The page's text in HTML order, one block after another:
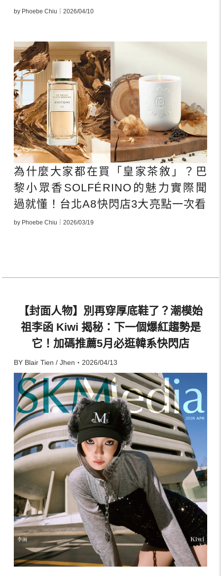
by Phoebe Chiu｜2026/04/10
為什麼大家都在買「皇家茶敘」？巴
黎小眾香SOLFÉRINO的魅力實際聞
過就懂！台北A8快閃店3大亮點一次看
by Phoebe Chiu｜2026/03/19
【封面人物】別再穿厚底鞋了？潮模始
祖李函 Kiwi 揭秘：下一個爆紅趨勢是
它！加碼推薦5月必逛韓系快閃店
BY Blair Tien / Jhen・2026/04/13